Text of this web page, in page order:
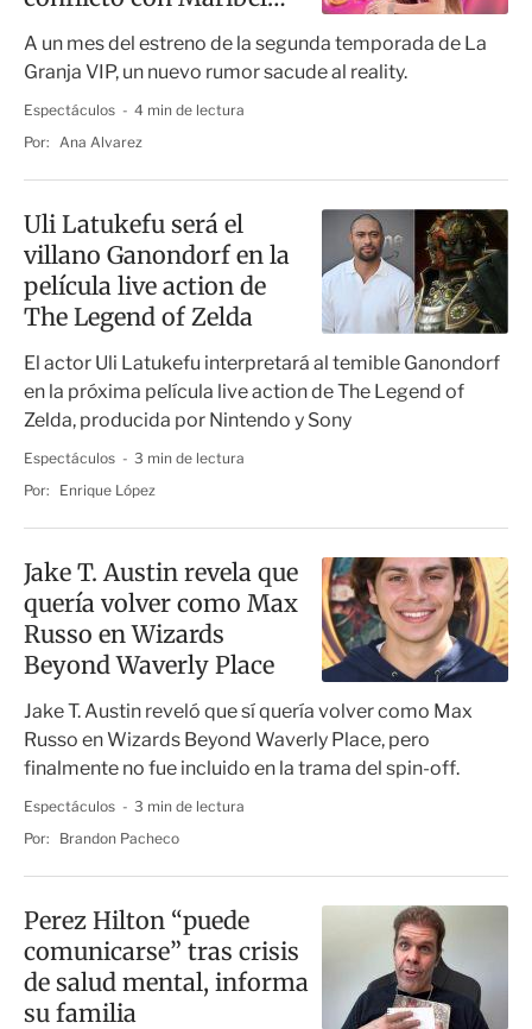
A un mes del estreno de la segunda temporada de La
Granja VIP, un nuevo rumor sacude al reality.
Espectáculos
4 min de lectura
Por:
Ana Alvarez
Uli Latukefu será el
villano Ganondorf en la
película live action de
The Legend of Zelda
El actor Uli Latukefu interpretará al temible Ganondorf
en la próxima película live action de The Legend of
Zelda, producida por Nintendo y Sony
Espectáculos
3 min de lectura
Por:
Enrique López
Jake T. Austin revela que
quería volver como Max
Russo en Wizards
Beyond Waverly Place
Jake T. Austin reveló que sí quería volver como Max
Russo en Wizards Beyond Waverly Place, pero
finalmente no fue incluido en la trama del spin-off.
Espectáculos
3 min de lectura
Por:
Brandon Pacheco
Perez Hilton “puede
comunicarse” tras crisis
de salud mental, informa
su familia